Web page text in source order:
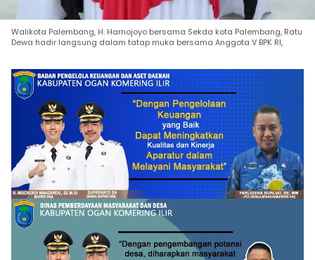
Walikota Palembang, H. Harnojoyo bersama Sekda kota Palembang, Ratu
Dewa hadir langsung dalam tatap muka bersama Anggota V BPK RI,